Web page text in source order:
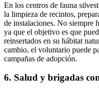
En los centros de fauna
la limpieza de recintos,
de instalaciones. No siempre
ya que el objetivo es que
reinsertados en su hábitat
cambio, el voluntario puede
campañas de adopción.
6. Salud y brigadas